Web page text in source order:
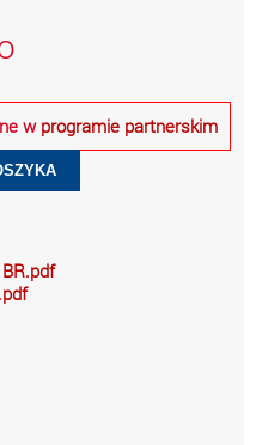
w programie partnerskim